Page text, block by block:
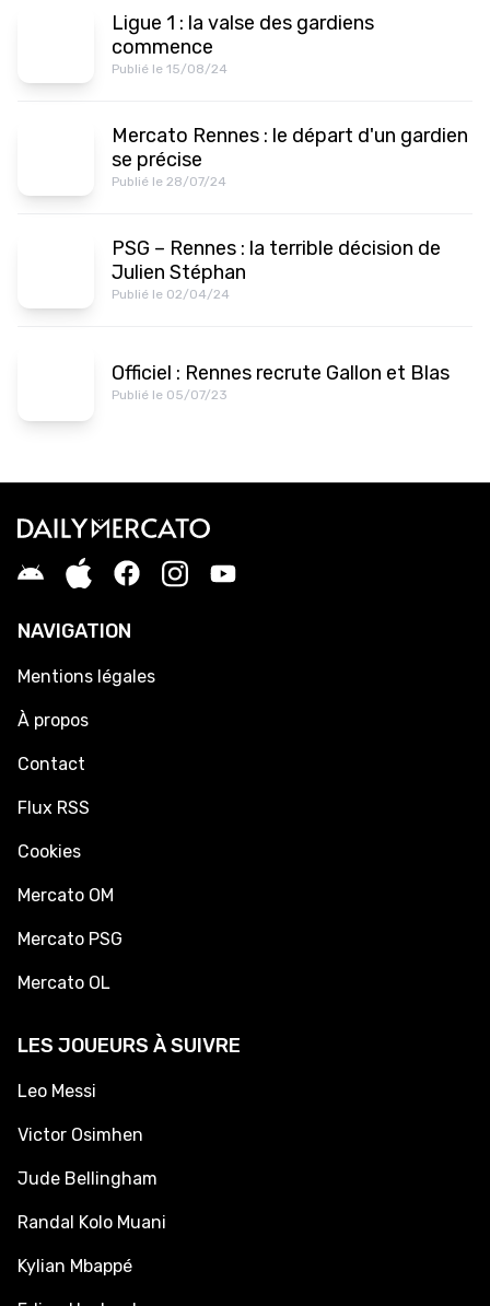
Ligue 1 : la valse des gardiens
commence
Publié le 15/08/24
Mercato Rennes : le départ d'un gardien
se précise
Publié le 28/07/24
PSG – Rennes : la terrible décision de
Julien Stéphan
Publié le 02/04/24
Officiel : Rennes recrute Gallon et Blas
Publié le 05/07/23
NAVIGATION
Mentions légales
À propos
Contact
Flux RSS
Cookies
Mercato OM
Mercato PSG
Mercato OL
LES JOUEURS À SUIVRE
Leo Messi
Victor Osimhen
Jude Bellingham
Randal Kolo Muani
Kylian Mbappé